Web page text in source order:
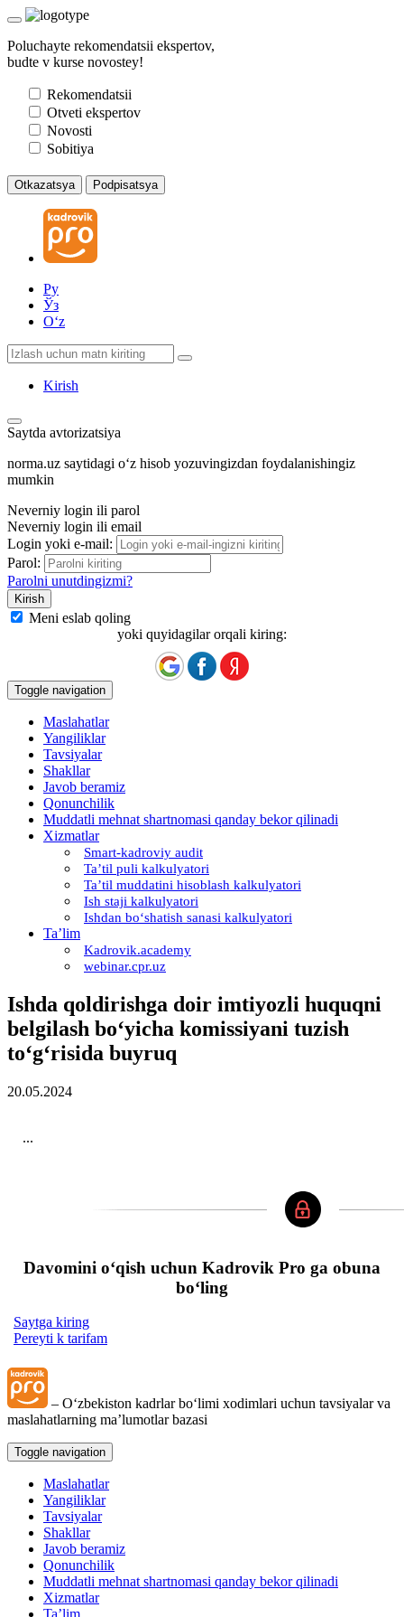
Poluchayte rekomendatsii ekspertov,
budte v kurse novostey!
Rekomendatsii
Otveti ekspertov
Novosti
Sobitiya
Otkazatsya Podpisatsya
Ру
Ўз
Oʻz
Kirish
Saytda avtorizatsiya
norma.uz saytidagi oʻz hisob yozuvingizdan foydalanishingiz
mumkin
Neverniy login ili parol
Neverniy login ili email
Login yoki e-mail:
Parol:
Parolni unutdingizmi?
Meni eslab qoling
yoki quyidagilar orqali kiring:
Toggle navigation
Maslahatlar
Yangiliklar
Tavsiyalar
Shakllar
Javob beramiz
Qonunchilik
Muddatli mehnat shartnomasi qanday bekor qilinadi
Xizmatlar
Smart-kadroviy audit
Ta’til puli kalkulyatori
Ta’til muddatini hisoblash kalkulyatori
Ish staji kalkulyatori
Ishdan boʻshatish sanasi kalkulyatori
Ta’lim
Kadrovik.academy
webinar.cpr.uz
Ishda qoldirishga doir imtiyozli huquqni
belgilash boʻyicha komissiyani tuzish
toʻgʻrisida buyruq
20.05.2024
...
Davomini oʻqish uchun Kadrovik Pro ga obuna
boʻling
Saytga kiring
Pereyti k tarifam
– Oʻzbekiston kadrlar boʻlimi хodimlari uchun tavsiyalar va
maslahatlarning ma’lumotlar bazasi
Toggle navigation
Maslahatlar
Yangiliklar
Tavsiyalar
Shakllar
Javob beramiz
Qonunchilik
Muddatli mehnat shartnomasi qanday bekor qilinadi
Xizmatlar